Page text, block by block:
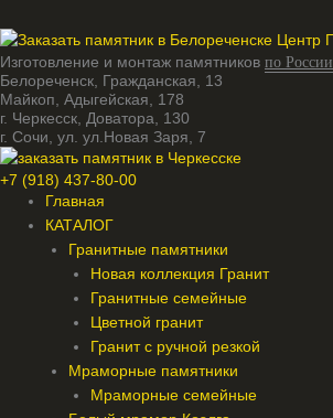
Изготовление и монтаж памятников по России
Белореченск, Гражданская, 13
Майкоп, Адыгейская, 178
г. Черкесск, Доватора, 130
г. Сочи, ул. ул.Новая Заря, 7
+7 (918) 437-80-00
Главная
КАТАЛОГ
Гранитные памятники
Новая коллекция Гранит
Гранитные семейные
Цветной гранит
Гранит с ручной резкой
Мраморные памятники
Мраморные семейные